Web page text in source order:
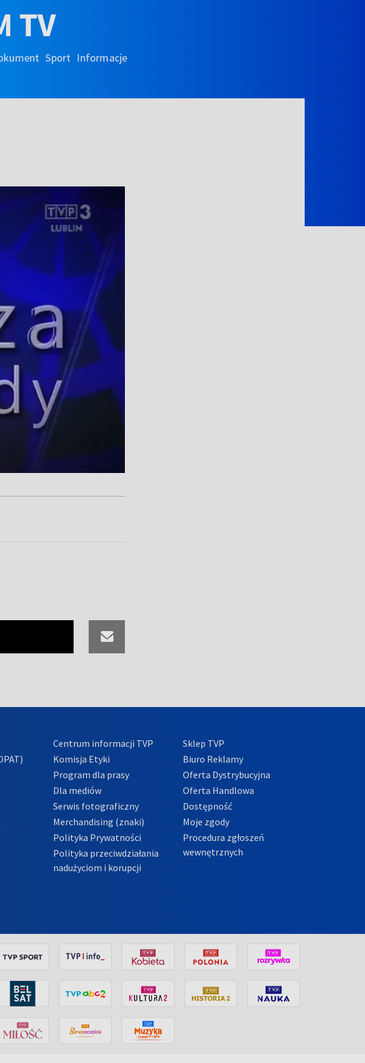
TV
Sport Informacje
Centrum informacji TVP
Komisja Etyki
Program dla prasy
Dla mediów
Serwis fotograficzny
Merchandising (znaki)
Polityka Prywatności
Polityka przeciwdziałania
nadużyciom i korupcji
Sklep TVP
Biuro Reklamy
Oferta Dystrybucyjna
Oferta Handlowa
Dostępność
Moje zgody
Procedura zgłoszeń
wewnętrznych